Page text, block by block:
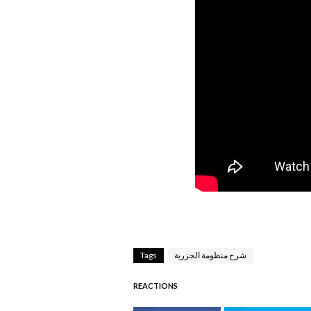
Tags شرح منظومة الجزرية
REACTIONS